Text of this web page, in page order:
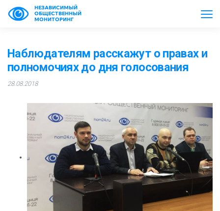
НЕЗАВИСИМЫЙ
ОБЩЕСТВЕННЫЙ
МОНИТОРИНГ
Наблюдателям расскажут о правах и
полномочиях до дня голосования
28.08.2018